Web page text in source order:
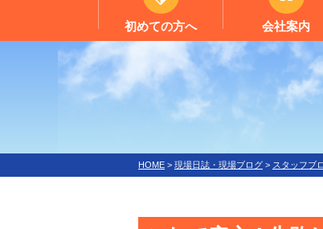
初めての方へ 会社案内
HOME > 現場日誌・現場ブログ > スタッフブ